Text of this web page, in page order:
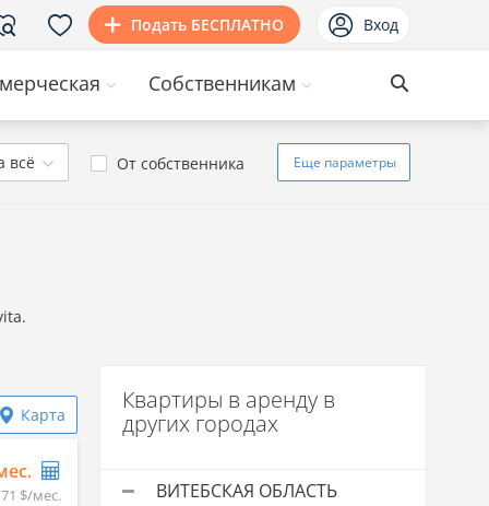
Подать БЕСПЛАТНО Вход
Собственникам
всё От собственника Еще параметры
Карта
$/мес.
Квартиры в аренду в
других городах
ВИТЕБСКАЯ ОБЛАСТЬ